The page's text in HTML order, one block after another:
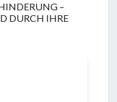
–
DURCH IHRE